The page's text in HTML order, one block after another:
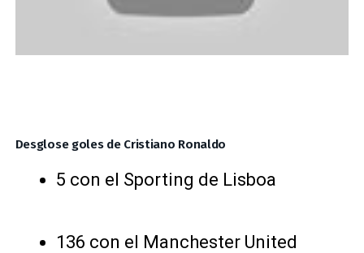
Desglose goles de Cristiano Ronaldo
5 con el Sporting de Lisboa
136 con el Manchester United